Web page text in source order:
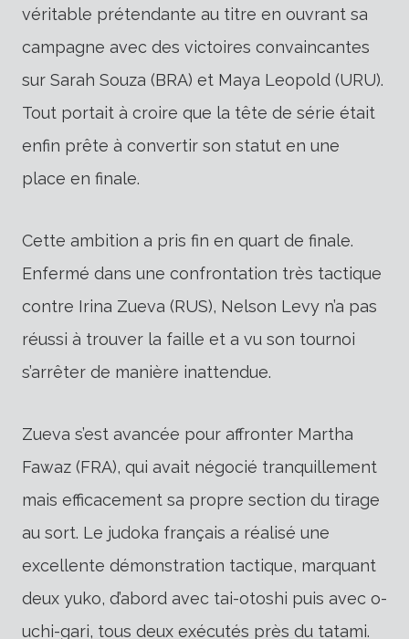
véritable prétendante au titre en ouvrant sa
campagne avec des victoires convaincantes
sur Sarah Souza (BRA) et Maya Leopold (URU).
Tout portait à croire que la tête de série était
enfin prête à convertir son statut en une
place en finale.
Cette ambition a pris fin en quart de finale.
Enfermé dans une confrontation très tactique
contre Irina Zueva (RUS), Nelson Levy n’a pas
réussi à trouver la faille et a vu son tournoi
s’arrêter de manière inattendue.
Zueva s’est avancée pour affronter Martha
Fawaz (FRA), qui avait négocié tranquillement
mais efficacement sa propre section du tirage
au sort. Le judoka français a réalisé une
excellente démonstration tactique, marquant
deux yuko, d’abord avec tai-otoshi puis avec o-
uchi-gari, tous deux exécutés près du tatami.